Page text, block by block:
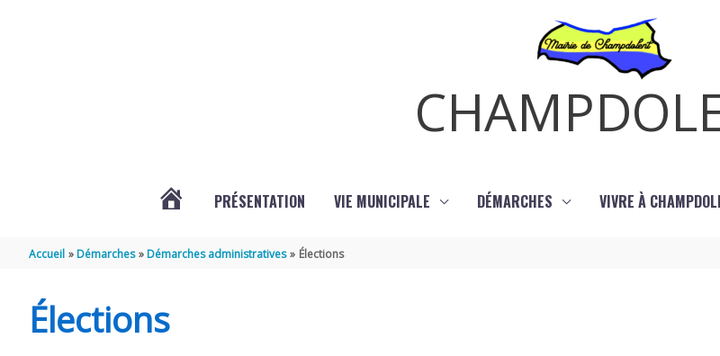
PRÉSENTATION VIE MUNICIPALE DÉMARCHES VIVRE À
Accueil Démarches Démarches administratives Élections
Élections